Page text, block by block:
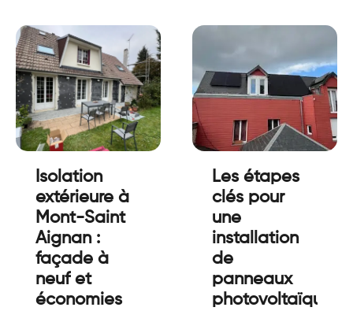
Isolation
extérieure à
Mont-Saint
Aignan :
façade à
neuf et
économies
Les étapes
clés pour
une
installation
de
panneaux
photovoltaïques